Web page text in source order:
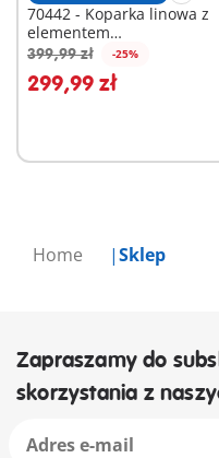
Home Sklep
70442 - Koparka linowa z
elementem
konstrukcyjnym
399,99 zł -25%
299,99 zł
Dodaj do koszyka
Zapraszamy do
skorzystania z